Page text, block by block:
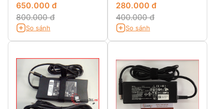
650.000 đ
800.000 đ
So sánh
Nhỏ
280.000 đ
400.000 đ
So sánh